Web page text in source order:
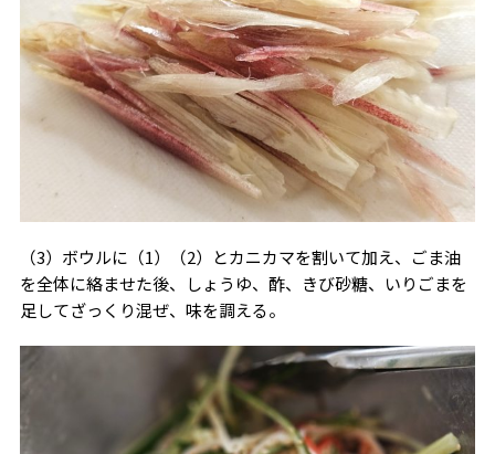
（3）ボウルに（1）（2）とカニカマを割いて加え、ごま油
を全体に絡ませた後、しょうゆ、酢、きび砂糖、いりごまを
足してざっくり混ぜ、味を調える。